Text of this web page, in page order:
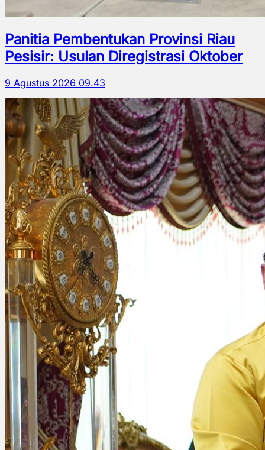
Panitia Pembentukan Provinsi Riau
Pesisir: Usulan Diregistrasi Oktober
9 Agustus 2026 09.43